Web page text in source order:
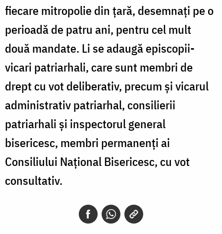
fiecare mitropolie din țară, desemnați pe o
perioadă de patru ani, pentru cel mult
două mandate. Li se adaugă episcopii-
vicari patriarhali, care sunt membri de
drept cu vot deliberativ, precum și vicarul
administrativ patriarhal, consilierii
patriarhali și inspectorul general
bisericesc, membri permanenți ai
Consiliului Național Bisericesc, cu vot
consultativ.